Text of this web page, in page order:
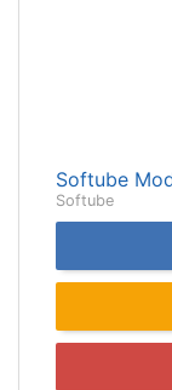
Softube
Softube